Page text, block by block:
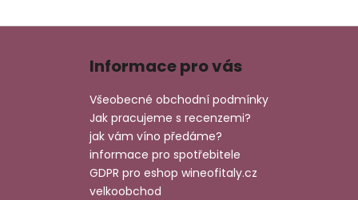
Z
Informace pro vás
Všeobecné obchodní podmínky
Jak pracujeme s recenzemi?
jak vám víno předáme?
informace pro spotřebitele
GDPR pro eshop wineofitaly.cz
velkoobchod